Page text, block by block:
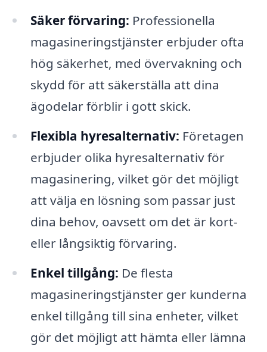
Säker förvaring: Professionella
magasineringstjänster erbjuder ofta
hög säkerhet, med övervakning och
skydd för att säkerställa att dina
ägodelar förblir i gott skick.
Flexibla hyresalternativ: Företagen
erbjuder olika hyresalternativ för
magasinering, vilket gör det möjligt
att välja en lösning som passar just
dina behov, oavsett om det är kort-
eller långsiktig förvaring.
Enkel tillgång: De flesta
magasineringstjänster ger kunderna
enkel tillgång till sina enheter, vilket
gör det möjligt att hämta eller lämna